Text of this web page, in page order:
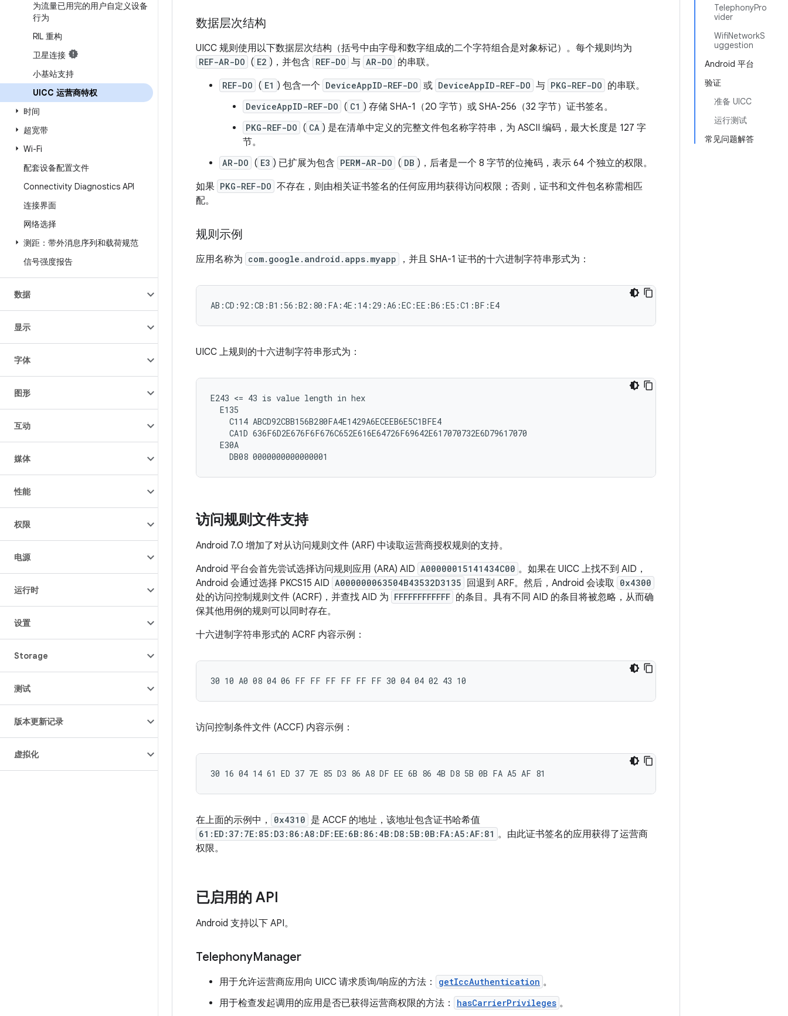
为流量已用完的用户自定义设备
行为
RIL 重构
卫星连接
小基站支持
UICC 运营商特权
时间
超宽带
Wi-Fi
配套设备配置文件
Connectivity Diagnostics API
连接界面
网络选择
测距：带外消息序列和载荷规范
信号强度报告
数据
显示
字体
图形
互动
媒体
性能
权限
电源
运行时
设置
Storage
测试
版本更新记录
虚拟化
TelephonyPro
vider
WifiNetworkS
uggestion
Android 平台
验证
准备 UICC
运行测试
常见问题解答
数据层次结构
UICC 规则使用以下数据层次结构（括号中由字母和数字组成的二个字符组合是对象标记）。每个规则均为
REF-AR-DO ( E2 )，并包含 REF-DO 与 AR-DO 的串联。
REF-DO ( E1 ) 包含一个 DeviceAppID-REF-DO 或 DeviceAppID-REF-DO 与 PKG-REF-DO 的串联。
DeviceAppID-REF-DO ( C1 ) 存储 SHA-1（20 字节）或 SHA-256（32 字节）证书签名。
PKG-REF-DO ( CA ) 是在清单中定义的完整文件包名称字符串，为 ASCII 编码，最大长度是 127 字
节。
AR-DO ( E3 ) 已扩展为包含 PERM-AR-DO ( DB )，后者是一个 8 字节的位掩码，表示 64 个独立的权限。
如果 PKG-REF-DO 不存在，则由相关证书签名的任何应用均获得访问权限；否则，证书和文件包名称需相匹
配。
规则示例
应用名称为 com.google.android.apps.myapp ，并且 SHA-1 证书的十六进制字符串形式为：
UICC 上规则的十六进制字符串形式为：
E243 <= 43 is value length in hex
  E135
    C114 ABCD92CBB156B280FA4E1429A6ECEEB6E5C1BFE4
    CA1D 636F6D2E676F6F676C652E616E64726F69642E617070732E6D79617070
  E30A
访问规则文件支持
Android 7.0 增加了对从访问规则文件 (ARF) 中读取运营商授权规则的支持。
Android 平台会首先尝试选择访问规则应用 (ARA) AID A00000015141434C00 。如果在 UICC 上找不到 AID，
Android 会通过选择 PKCS15 AID A000000063504B43532D3135 回退到 ARF。然后，Android 会读取 0x4300
处的访问控制规则文件 (ACRF)，并查找 AID 为 FFFFFFFFFFFF 的条目。具有不同 AID 的条目将被忽略，从而确
保其他用例的规则可以同时存在。
十六进制字符串形式的 ACRF 内容示例：
访问控制条件文件 (ACCF) 内容示例：
在上面的示例中， 0x4310 是 ACCF 的地址，该地址包含证书哈希值
61:ED:37:7E:85:D3:86:A8:DF:EE:6B:86:4B:D8:5B:0B:FA:A5:AF:81 。由此证书签名的应用获得了运营商
权限。
已启用的 API
Android 支持以下 API。
TelephonyManager
用于允许运营商应用向 UICC 请求质询/响应的方法： getIccAuthentication 。
用于检查发起调用的应用是否已获得运营商权限的方法：
hasCarrierPrivileges 。